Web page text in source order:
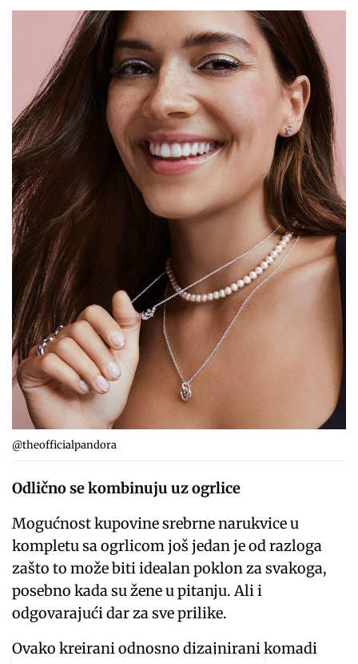
@theofficialpandora
Odlično se kombinuju uz ogrlice
Mogućnost kupovine srebrne narukvice u
kompletu sa ogrlicom još jedan je od razloga
zašto to može biti idealan poklon za svakoga,
posebno kada su žene u pitanju. Ali i
odgovarajući dar za sve prilike.
Ovako kreirani odnosno dizajnirani komadi